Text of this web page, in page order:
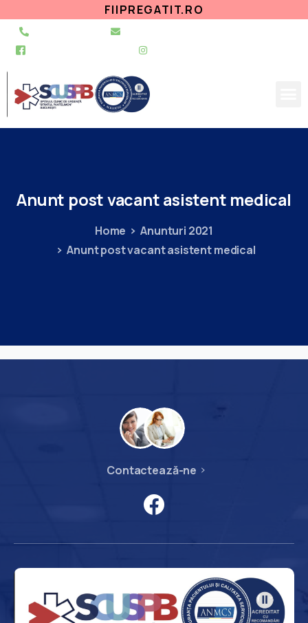
FIIPREGATIT.RO
Anunt postvacantasistent medical
Home
Anunturi 2021
Anunt post vacant asistent medical
Contactează-ne